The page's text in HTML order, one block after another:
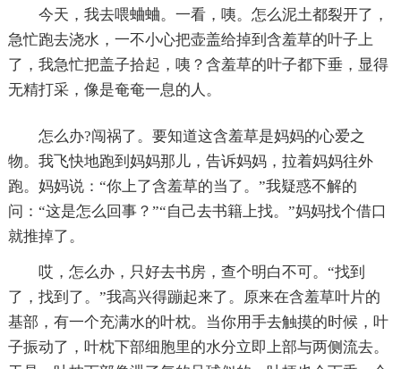
今天，我去喂蛐蛐。一看，咦。怎么泥土都裂开了，
急忙跑去浇水，一不小心把壶盖给掉到含羞草的叶子上
了，我急忙把盖子拾起，咦？含羞草的叶子都下垂，显得
无精打采，像是奄奄一息的人。
怎么办?闯祸了。要知道这含羞草是妈妈的心爱之
物。我飞快地跑到妈妈那儿，告诉妈妈，拉着妈妈往外
跑。妈妈说：“你上了含羞草的当了。”我疑惑不解的
问：“这是怎么回事？”“自己去书籍上找。”妈妈找个借口
就推掉了。
哎，怎么办，只好去书房，查个明白不可。“找到
了，找到了。”我高兴得蹦起来了。原来在含羞草叶片的
基部，有一个充满水的叶枕。当你用手去触摸的时候，叶
子振动了，叶枕下部细胞里的水分立即上部与两侧流去。